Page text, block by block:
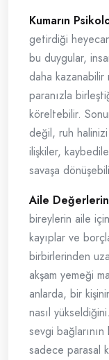
Kumarın
getirdiği
bu duygular,
daha kazanabilir
paranızla
köreltebilir.
değil, ruh
ilişkiler,
savaşa
Aile
bireylerin aile
kayıplar ve
birbirlerinden
akşam yemeği
anlarda, bir
nasıl
sevgi
sadece parasal